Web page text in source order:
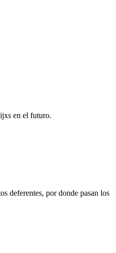
en el futuro.
deferentes, por donde pasan los